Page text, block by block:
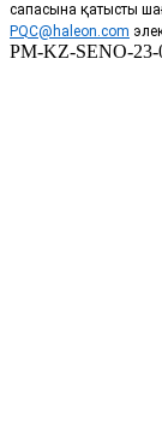
сапасына қатысты
PQC@haleon.com
PM-KZ-SENO-23-